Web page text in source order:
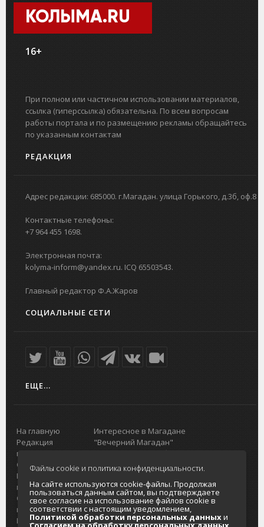
КОЛЫМА.RU
16+
При полном или частичном использовании материалов,
ссылка (гиперссылка) обязательна. По всем вопросам
работы портала и по размещению рекламы обращайтесь
по указанным контактам
РЕДАКЦИЯ
Адрес редакции: 685000. г.Магадан. улица Горького, д.3б, оф.8
Контактные телефоны:
+7 964 455 1698.
Электронная почта:
kolyma-inform@yandex.ru. ICQ 65503543.
Главный редактор Ф.А.Жаров
СОЦИАЛЬНЫЕ СЕТИ
ЕЩЕ...
На главную
Редакция
портала
О проекте
Реклама на
портале
Отзывы и
предложения
Интернет-
Интересное в Магадане
"Вечерний Магадан"
Городская доска объявлений
Реклама
Главный туристический портал
Колымы
Политика в отношении обработки
персональных данных
Согласие на обработку персональных
Файлы cookie и политика конфиденциальности.
На сайте используются cookie-файлы. Продолжая
пользоваться данным сайтом, вы подтверждаете
свое согласие на использование файлов cookie в
соответствии с настоящим уведомлением,
Политикой обработки персональных данныхи